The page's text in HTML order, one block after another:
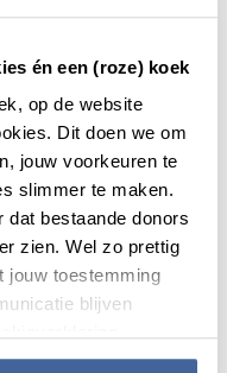
én een (roze) koek
op de website
Dit doen we om
jouw voorkeuren te
slimmer te maken.
dat bestaande donors
zien. Wel zo prettig
jouw toestemming
blijven
te sturen.
melden
C) zijn wij
onder andere bij de
van jou als donor
anders dan